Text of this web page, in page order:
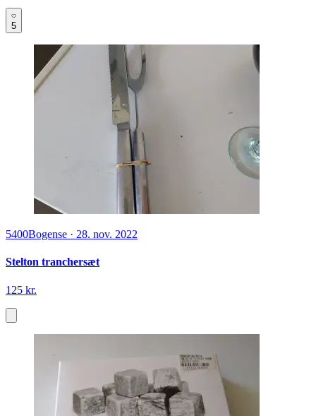
5
5400Bogense · 28. nov. 2022
Stelton tranchersæt
125 kr.